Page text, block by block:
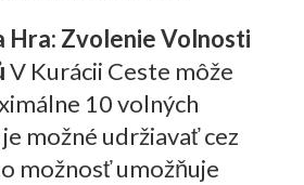
Hra: Zvolenie Volnosti
V Kurácii Ceste môže
10 volných
možné udržiavať cez
možnosť umožňuje